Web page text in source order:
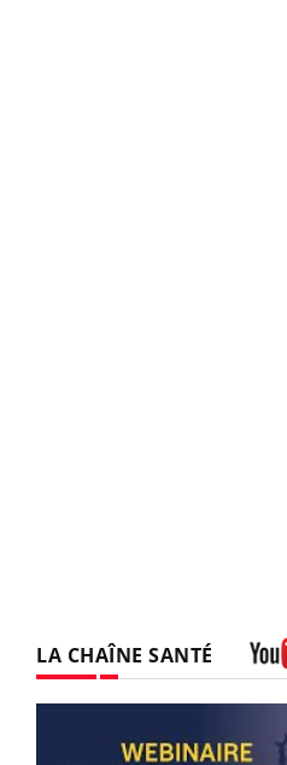
LA CHAÎNE SANTÉ